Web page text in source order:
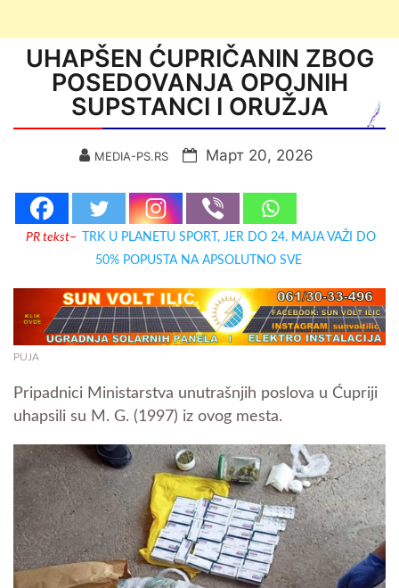
UHAPŠEN ĆUPRIČANIN ZBOG
POSEDOVANJA OPOJNIH
SUPSTANCI I ORUŽJA
MEDIA-PS.RS Март 20, 2026
PR tekst–
TRK U PLANETU SPORT, JER DO 24. MAJA VAŽI DO
50% POPUSTA NA APSOLUTNO SVE
PUJA
Pripadnici Ministarstva unutrašnjih poslova u Ćupriji
uhapsili su M. G. (1997) iz ovog mesta.